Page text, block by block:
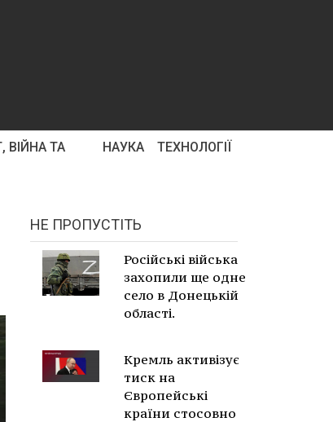
ВІЙНА ТА
НАУКА ТЕХНОЛОГІЇ
НЕ ПРОПУСТІТЬ
Російські війська
захопили ще одне
село в Донецькій
області.
Кремль активізує
тиск на
Європейські
країни стосовно